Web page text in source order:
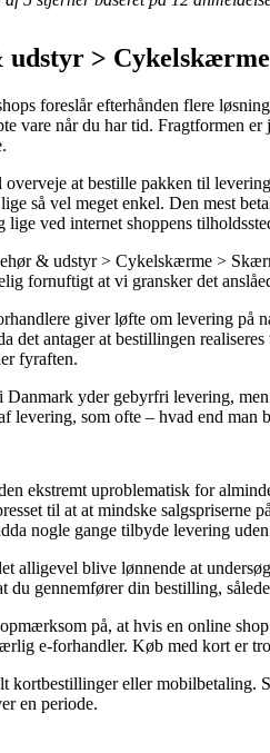
>
foreslår efterhånden flere
vare når du har tid. Fragtformen
overveje at bestille pakken til
så vel meget enkel. Den mest
lige ved internet shoppens
& udstyr > Cykelskærme >
fornuftigt at vi gransker det
giver løfte om levering på
det antager at bestillingen
fyraften.
Danmark yder gebyrfri levering,
levering, som ofte – hvad end
ekstremt uproblematisk for
til at at mindske salgspriserne
nogle gange tilbyde levering
alligevel blive lønnende at
du gennemfører din bestilling,
på, at hvis en online
e-forhandler. Køb med kort er
kortbestillinger eller mobilbetaling.
en periode.